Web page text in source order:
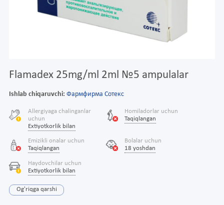
Flamadex 25mg/ml 2ml №5 ampulalar
Ishlab chiqaruvchi: Фармфирма Сотекс
Allergiyaga chalinganlar
uchun
Extiyotkorlik bilan
Homiladorlar uchun
Taqiqlangan
Emizikli onalar uchun
Taqiqlangan
Bolalar uchun
18 yoshdan
Haydovchilar uchun
Extiyotkorlik bilan
Og'riqga qarshi